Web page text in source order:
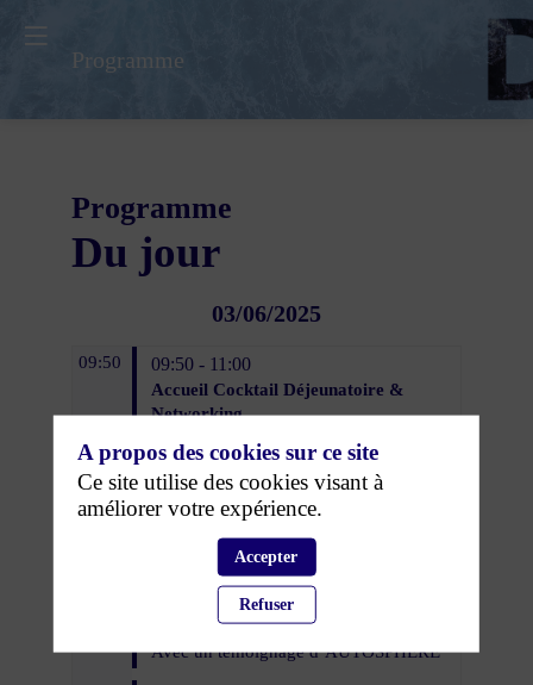
Programme
Programme
Du jour
03/06/2025
09:50 09:50 - 11:00
Accueil Cocktail Déjeunatoire &
Networking
11:05 11:05 - 11:30
Plénière d’ouverture
MasterClass 1 : Des agents virtuels
au conseiller humain augmenté :
comment l'IA générative donne de la
puissance aux interactions clients ?
Avec un témoignage d’AUTOSPHERE
A propos des cookies sur ce site
Ce site utilise des cookies visant à
améliorer votre expérience.
Accepter
Refuser